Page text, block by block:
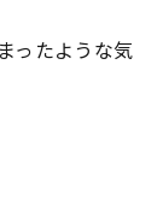
ったような気